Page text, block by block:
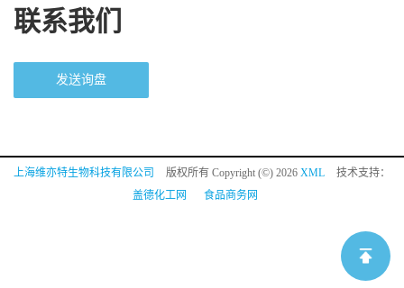
联系我们
发送询盘
上海维亦特生物科技有限公司 版权所有 Copyright (©) 2026 XML
技术支持：
盖德化工网
食品商务网